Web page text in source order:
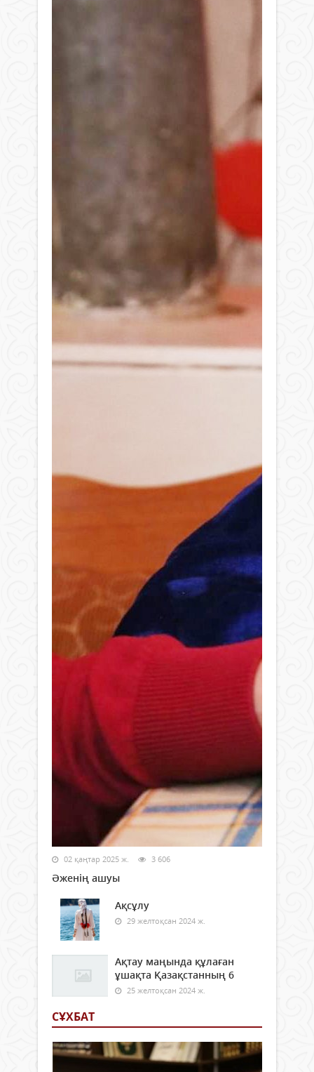
02 қаңтар 2025 ж. 3 606
Әженің ашуы
Ақсұлу
29 желтоқсан 2024 ж.
Ақтау маңында құлаған
ұшақта Қазақстанның 6
25 желтоқсан 2024 ж.
СҰХБАТ